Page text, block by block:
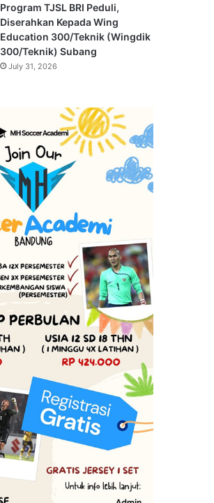
Program TJSL BRI Peduli,
Diserahkan Kepada Wing
Education 300/Teknik (Wingdik
300/Teknik) Subang
July 31, 2026